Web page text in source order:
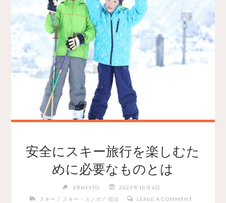
安全にスキー旅行を楽しむた
めに必要なものとは
ERNESTO
2023年10月6日
スキー / スキー・スノボ / 宿泊 LEAVE A COMMENT